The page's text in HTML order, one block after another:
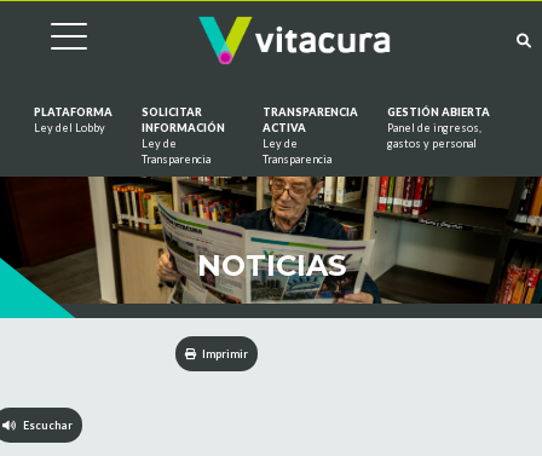
PLATAFORMA
Ley del Lobby
SOLICITAR
INFORMACIÓN
Ley de
Transparencia
TRANSPARENCIA
ACTIVA
Ley de
Transparencia
GESTIÓN ABIERTA
Panel de ingresos,
gastos y personal
NOTICIAS
Imprimir
Escuchar